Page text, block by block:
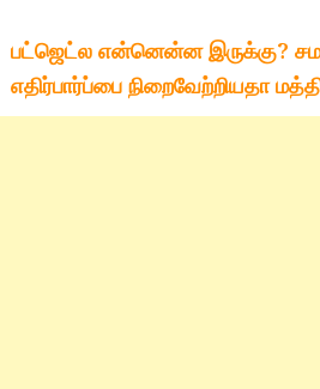
பட்ஜெட்ல என்னென்ன இருக்கு?
எதிர்பார்ப்பை நிறைவேற்றியதா